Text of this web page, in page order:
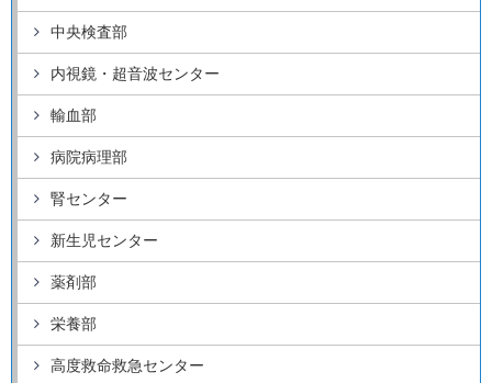
中央検査部
内視鏡・超音波センター
輸血部
病院病理部
腎センター
新生児センター
薬剤部
栄養部
高度救命救急センター